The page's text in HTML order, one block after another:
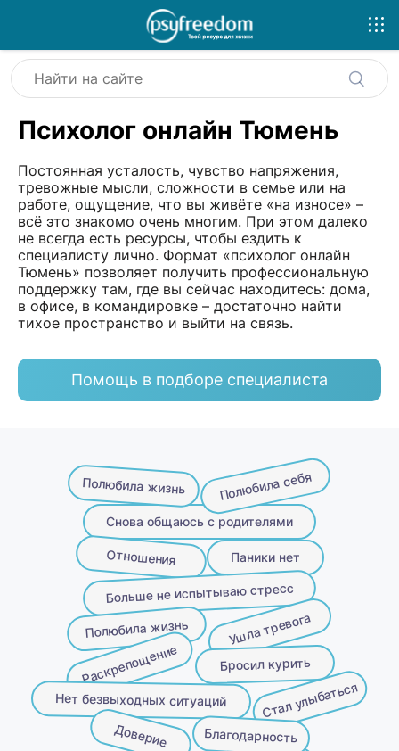
Психолог онлайн Тюмень
Постоянная усталость, чувство напряжения,
тревожные мысли, сложности в семье или на
работе, ощущение, что вы живёте «на износе» –
всё это знакомо очень многим. При этом далеко
не всегда есть ресурсы, чтобы ездить к
специалисту лично. Формат «психолог онлайн
Тюмень» позволяет получить профессиональную
поддержку там, где вы сейчас находитесь: дома,
в офисе, в командировке – достаточно найти
тихое пространство и выйти на связь.
Помощь в подборе специалиста
Полюбила жизнь Полюбила себя
Снова общаюсь с родителями
Отношения
Больше не испытываю стресс
Полюбила жизнь
Паники нет
Ушла тревога
Раскрепощение Бросил курить
Нет безвыходных ситуаций Стал улыбаться
Доверие Благодарность